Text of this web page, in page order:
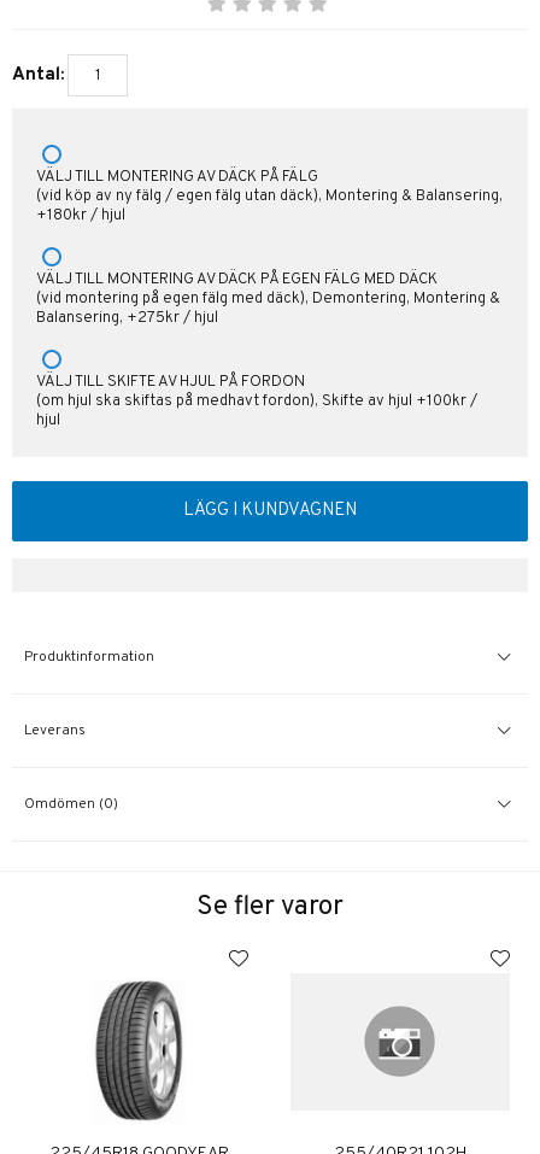
Antal:
VÄLJ TILL MONTERING AV DÄCK PÅ FÄLG
(vid köp av ny fälg / egen fälg utan däck), Montering & Balansering,
+180kr / hjul
VÄLJ TILL MONTERING AV DÄCK PÅ EGEN FÄLG MED DÄCK
(vid montering på egen fälg med däck), Demontering, Montering &
Balansering, +275kr / hjul
VÄLJ TILL SKIFTE AV HJUL PÅ FORDON
(om hjul ska skiftas på medhavt fordon), Skifte av hjul +100kr /
hjul
LÄGG I KUNDVAGNEN
Produktinformation
Leverans
Omdömen (0)
Se fler varor